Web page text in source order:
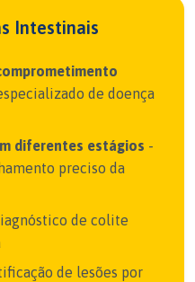
Intestinais
de doença
diferentes estágios -
preciso da
de colite
de lesões por